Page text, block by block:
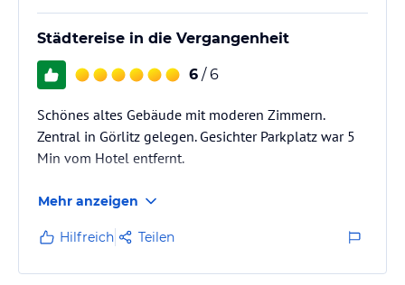
Städtereise in die Vergangenheit
6 / 6
Schönes altes Gebäude mit moderen Zimmern.
Zentral in Görlitz gelegen. Gesichter Parkplatz war 5
Min vom Hotel entfernt.
Mehr anzeigen
Hilfreich Teilen